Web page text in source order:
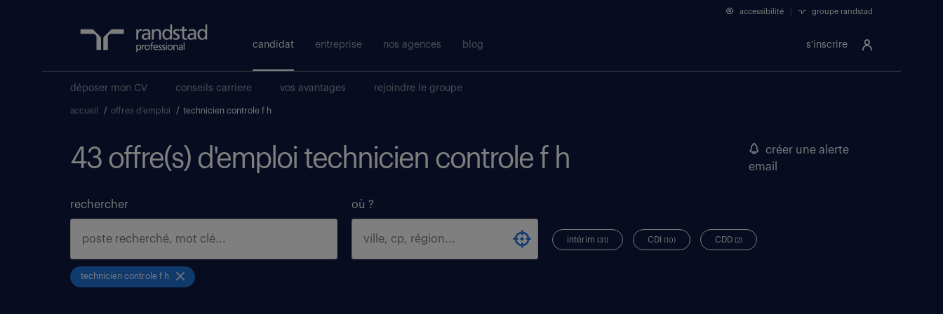
s'inscrire
accessibilité groupe randstad
candidat entreprise nos agences blog
déposer mon CV conseils carriere vos avantages rejoindre le groupe
accueil / offres d'emploi / technicien controle f h
43 offre(s) d'emploi technicien controle f h
créer une alerte
email
rechercher
technicien controle f h
où ?
intérim(31) CDI(10) CDD(2)